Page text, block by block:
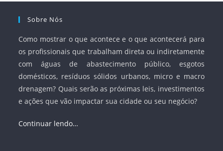
Sobre Nós
Como mostrar o que acontece e o que acontecerá para
os profissionais que trabalham direta ou indiretamente
com águas de abastecimento público, esgotos
domésticos, resíduos sólidos urbanos, micro e macro
drenagem? Quais serão as próximas leis, investimentos
e ações que vão impactar sua cidade ou seu negócio?
Continuar lendo…